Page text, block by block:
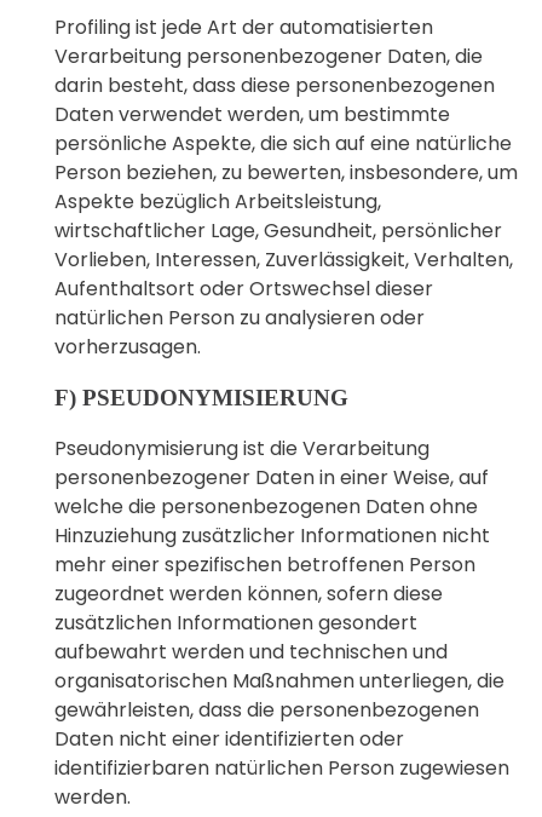
Profiling ist jede Art der automatisierten
Verarbeitung personenbezogener Daten, die
darin besteht, dass diese personenbezogenen
Daten verwendet werden, um bestimmte
persönliche Aspekte, die sich auf eine natürliche
Person beziehen, zu bewerten, insbesondere, um
Aspekte bezüglich Arbeitsleistung,
wirtschaftlicher Lage, Gesundheit, persönlicher
Vorlieben, Interessen, Zuverlässigkeit, Verhalten,
Aufenthaltsort oder Ortswechsel dieser
natürlichen Person zu analysieren oder
vorherzusagen.
F) PSEUDONYMISIERUNG
Pseudonymisierung ist die Verarbeitung
personenbezogener Daten in einer Weise, auf
welche die personenbezogenen Daten ohne
Hinzuziehung zusätzlicher Informationen nicht
mehr einer spezifischen betroffenen Person
zugeordnet werden können, sofern diese
zusätzlichen Informationen gesondert
aufbewahrt werden und technischen und
organisatorischen Maßnahmen unterliegen, die
gewährleisten, dass die personenbezogenen
Daten nicht einer identifizierten oder
identifizierbaren natürlichen Person zugewiesen
werden.